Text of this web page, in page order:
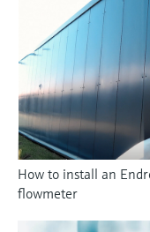
How to install an
flowmeter